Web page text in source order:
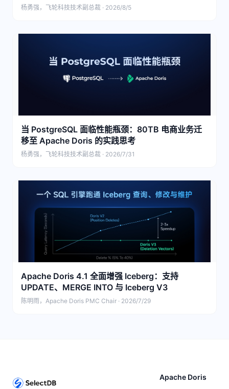
杨勇强，飞轮科技技术副总裁 · 2026/8/5
当 PostgreSQL 面临性能瓶颈：80TB 电商业务迁
移至 Apache Doris 的实践思考
杨勇强，飞轮科技技术副总裁 · 2026/7/31
Apache Doris 4.1 全面增强 Iceberg：支持
UPDATE、MERGE INTO 与 Iceberg V3
陈明雨，Apache Doris PMC Chair · 2026/7/29
Apache Doris